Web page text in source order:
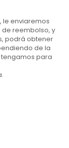
le enviaremos
reembolso, y
podrá obtener
de la
para